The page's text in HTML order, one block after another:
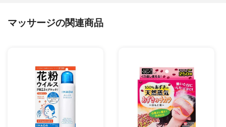
マッサージの関連商品